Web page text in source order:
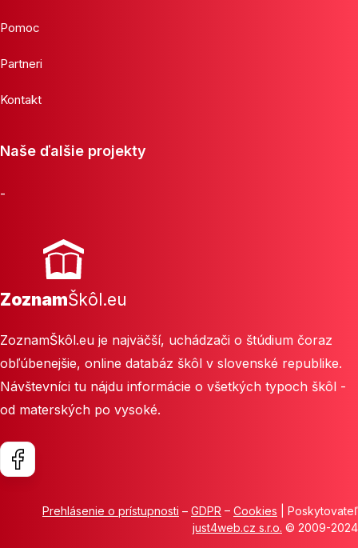
Pomoc
Partneri
Kontakt
Naše ďalšie projekty
-
ZoznamŠkôl.eu
ZoznamŠkôl.eu je najväčší, uchádzači o štúdium čoraz
obľúbenejšie, online databáz škôl v slovenské republike.
Návštevníci tu nájdu informácie o všetkých typoch škôl -
od materských po vysoké.
Prehlásenie o prístupnosti – GDPR – Cookies | Poskytovateľ
just4web.cz s.r.o. © 2009-2024